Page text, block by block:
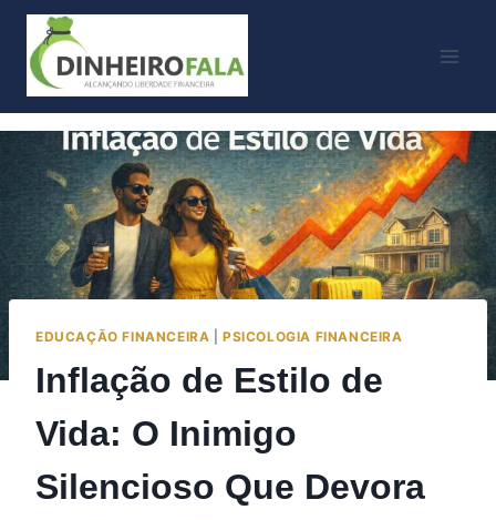
Skip
content
EDUCAÇÃO FINANCEIRA |PSICOLOGIA FINANCEIRA
Inflação de Estilo de
Vida: O Inimigo
Silencioso Que Devora